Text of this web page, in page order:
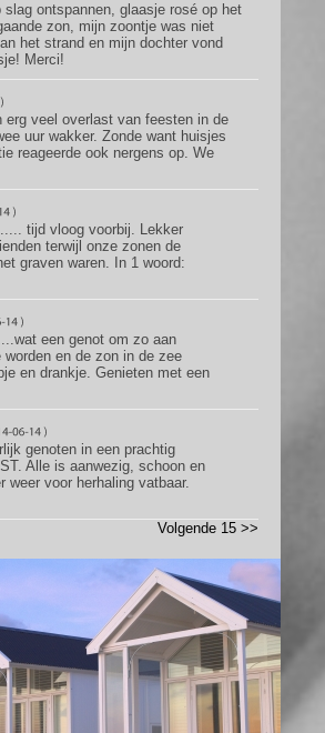
slag ontspannen, glaasje rosé op het
zon, mijn zoontje was niet
het strand en mijn dochter vond
Merci!
erg veel overlast van feesten in de
uur wakker. Zonde want huisjes
reageerde ook nergens op. We
tijd vloog voorbij. Lekker
terwijl onze zonen de
graven waren. In 1 woord:
een genot om zo aan
worden en de zon in de zee
en drankje. Genieten met een
genoten in een prachtig
Alle is aanwezig, schoon en
weer voor herhaling vatbaar.
Volgende 15 >>